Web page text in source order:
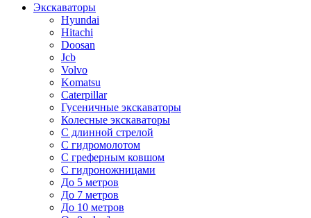
Экскаваторы
Hyundai
Hitachi
Doosan
Jcb
Volvo
Komatsu
Caterpillar
Гусеничные экскаваторы
Колесные экскаваторы
С длинной стрелой
С гидромолотом
С греферным ковшом
С гидроножницами
До 5 метров
До 7 метров
До 10 метров